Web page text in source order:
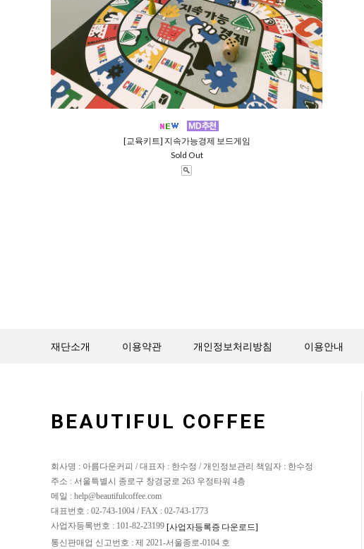
[교육키트] 지속가능경제 보드게임
Sold Out
재단소개 이용약관 개인정보처리방침 이용안내
BEAUTIFUL COFFEE
회사명 : 아름다운커피 / 대표자 : 한수정 / 개인정보관리 책임자 : 한수정
주소 : 서울특별시 종로구 창경궁로 263 우정타워 4층
메일 : help@beautifulcoffee.com
대표번호 : 02-743-1004 / FAX : 02-743-1773
사업자등록번호 : 101-82-23199 [사업자등록증 다운로드]
통신판매업 신고번호 : 제 2021-서울종로-0104 호